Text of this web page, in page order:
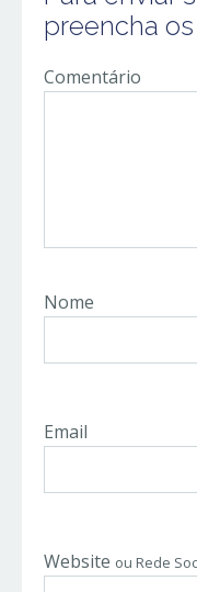
preencha
Comentário
Nome
Email
Website ou Rede